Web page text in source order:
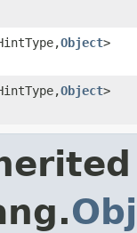
Object>
Object>